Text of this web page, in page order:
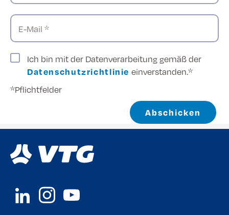
E-Mail *
Ich bin mit der Datenverarbeitung gemäß der
Datenschutzrichtlinie einverstanden.*
*Pflichtfelder
Abschicken